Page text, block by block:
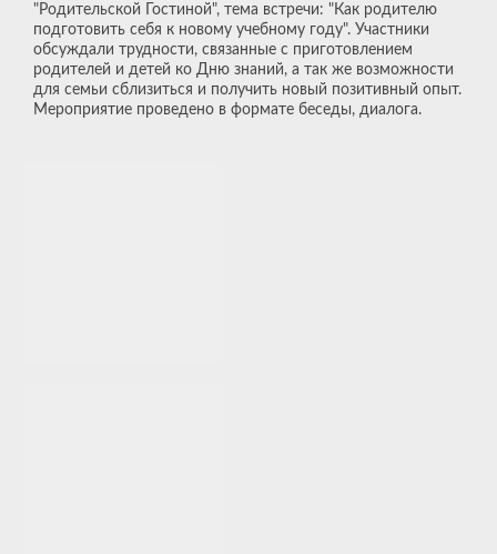
"Родительской Гостиной", тема встречи: "Как родителю
подготовить себя к новому учебному году". Участники
обсуждали трудности, связанные с приготовлением
родителей и детей ко Дню знаний, а так же возможности
для семьи сблизиться и получить новый позитивный опыт.
Мероприятие проведено в формате беседы, диалога.